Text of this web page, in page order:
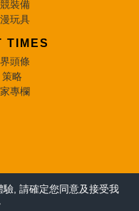
裝備
玩具
TIMES
頭條
策略
專欄
, 請確定您同意及接受我